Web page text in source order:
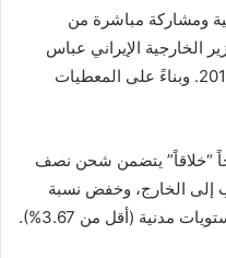
ومشاركة مباشرة من
الخارجية الإيراني عباس
عراقجي، لم تعد مجرد تكرار لاتفاق 2015. وبناءً على المعطيات
“خلاقاً” يتضمن شحن نصف
إلى الخارج، وخفض نسبة
مدنية (أقل من 3.67%).